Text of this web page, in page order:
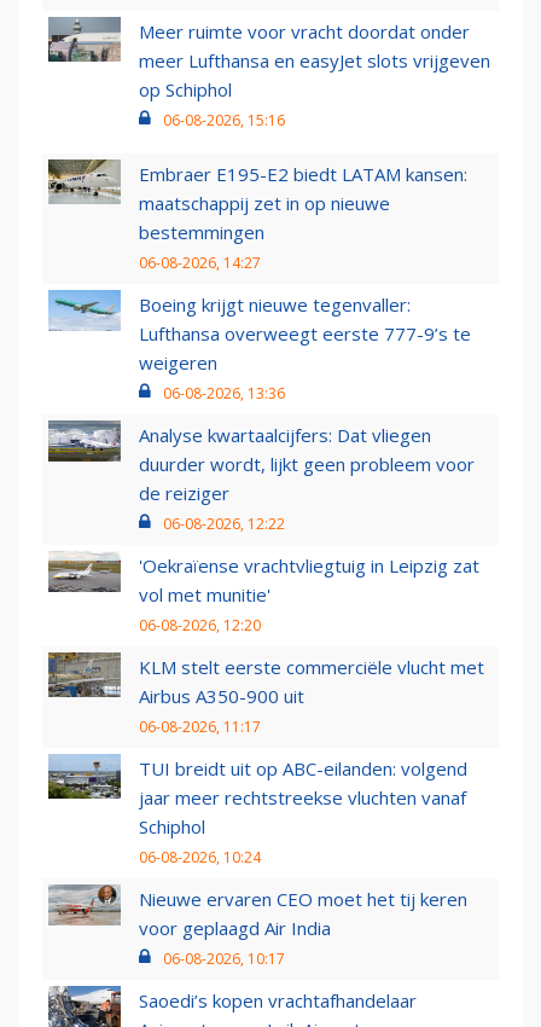
Meer ruimte voor vracht doordat onder
meer Lufthansa en easyJet slots vrijgeven
op Schiphol
06-08-2026, 15:16
Embraer E195-E2 biedt LATAM kansen:
maatschappij zet in op nieuwe
bestemmingen
06-08-2026, 14:27
Boeing krijgt nieuwe tegenvaller:
Lufthansa overweegt eerste 777-9’s te
weigeren
06-08-2026, 13:36
Analyse kwartaalcijfers: Dat vliegen
duurder wordt, lijkt geen probleem voor
de reiziger
06-08-2026, 12:22
'Oekraïense vrachtvliegtuig in Leipzig zat
vol met munitie'
06-08-2026, 12:20
KLM stelt eerste commerciële vlucht met
Airbus A350-900 uit
06-08-2026, 11:17
TUI breidt uit op ABC-eilanden: volgend
jaar meer rechtstreekse vluchten vanaf
Schiphol
06-08-2026, 10:24
Nieuwe ervaren CEO moet het tij keren
voor geplaagd Air India
06-08-2026, 10:17
Saoedi’s kopen vrachtafhandelaar